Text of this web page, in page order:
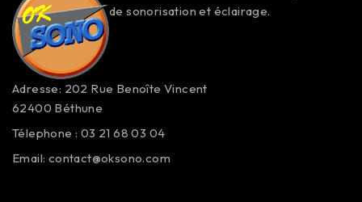
de sonorisation et éclairage.
Adresse: 202 Rue Benoîte Vincent
62400 Béthune
Télephone : 03 21 68 03 04
Email: contact@oksono.com